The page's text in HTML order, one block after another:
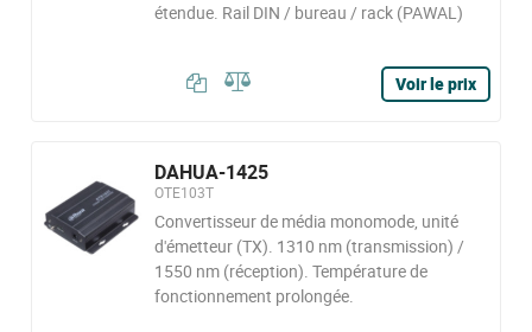
étendue. Rail DIN / bureau / rack (PAWAL)
Voir le prix
DAHUA-1425
OTE103T
Convertisseur de média monomode, unité
d'émetteur (TX). 1310 nm (transmission) /
1550 nm (réception). Température de
fonctionnement prolongée.